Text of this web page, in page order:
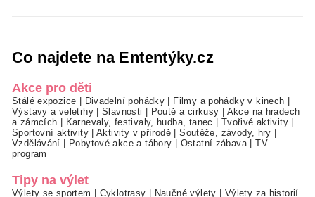
Co najdete na Ententýky.cz
Akce pro děti
Stálé expozice Divadelní pohádky Filmy a pohádky v kinech
Výstavy a veletrhy|Slavnosti Poutě a cirkusy
Akce na hradech
a zámcích
Karnevaly, festivaly, hudba, tanec Tvořivé aktivity
Sportovní aktivity|Aktivity v přírodě |Soutěže, závody, hry
Vzdělávání
Pobytové akce a tábory Ostatní zábava |TV
program
Tipy na výlet
Výlety se sportem Cyklotrasy Naučné výlety
Výlety za historií